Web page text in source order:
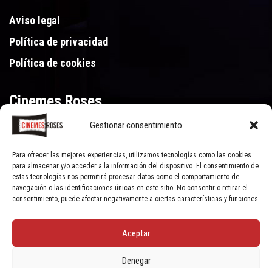
Gestionar consentimiento
Para ofrecer las mejores experiencias, utilizamos tecnologías como las cookies
para almacenar y/o acceder a la información del dispositivo. El consentimiento de
estas tecnologías nos permitirá procesar datos como el comportamiento de
navegación o las identificaciones únicas en este sitio. No consentir o retirar el
consentimiento, puede afectar negativamente a ciertas características y funciones.
Aceptar
Denegar
Aviso legal
Política de privacidad
Política de cookies
Cinemes Roses
Gran Via de Pau Casals 250, 17480 Roses (Girona)
972 15 46 46
© Cinemes Roses - 2022, all rights reserved | Powered by